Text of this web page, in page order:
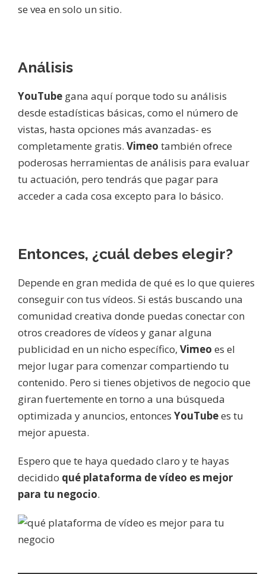
se vea en solo un sitio.
Análisis
YouTube gana aquí porque todo su análisis
desde estadísticas básicas, como el número de
vistas, hasta opciones más avanzadas- es
completamente gratis. Vimeo también ofrece
poderosas herramientas de análisis para evaluar
tu actuación, pero tendrás que pagar para
acceder a cada cosa excepto para lo básico.
Entonces, ¿cuál debes elegir?
Depende en gran medida de qué es lo que quieres
conseguir con tus vídeos. Si estás buscando una
comunidad creativa donde puedas conectar con
otros creadores de vídeos y ganar alguna
publicidad en un nicho específico, Vimeo es el
mejor lugar para comenzar compartiendo tu
contenido. Pero si tienes objetivos de negocio que
giran fuertemente en torno a una búsqueda
optimizada y anuncios, entonces YouTubees tu
mejor apuesta.
Espero que te haya quedado claro y te hayas
decidido qué plataforma de vídeo es mejor
para tu negocio.